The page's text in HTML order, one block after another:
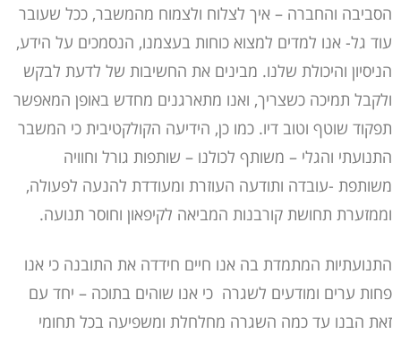
הסביבה והחברה – איך לצלוח ולצמוח מהמשבר, ככל שעובר
עוד גל- אנו למדים למצוא כוחות בעצמנו, הנסמכים על הידע,
הניסיון והיכולת שלנו. מבינים את החשיבות של לדעת לבקש
ולקבל תמיכה כשצריך, ואנו מתארגנים מחדש באופן המאפשר
תפקוד שוטף וטוב דיו. כמו כן, הידיעה הקולקטיבית כי המשבר
התנועתי והגלי – משותף לכולנו – שותפות גורל וחוויה
משותפת -עובדה ותודעה העוזרת ומעודדת להנעה לפעולה,
וממזערת תחושת קורבנות המביאה לקיפאון וחוסר תנועה.
התנועתיות המתמדת בה אנו חיים חידדה את התובנה כי אנו
פחות ערים ומודעים לשגרה כי אנו שוהים בתוכה – יחד עם
זאת הבנו עד כמה השגרה מחלחלת ומשפיעה בכל תחומי